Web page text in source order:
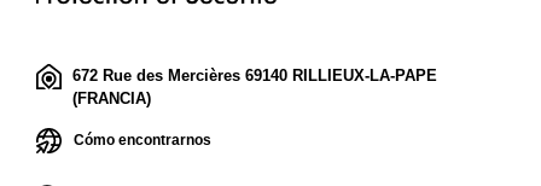
672 Rue des Mercières 69140 RILLIEUX-LA-PAPE
(FRANCIA)
Cómo encontrarnos